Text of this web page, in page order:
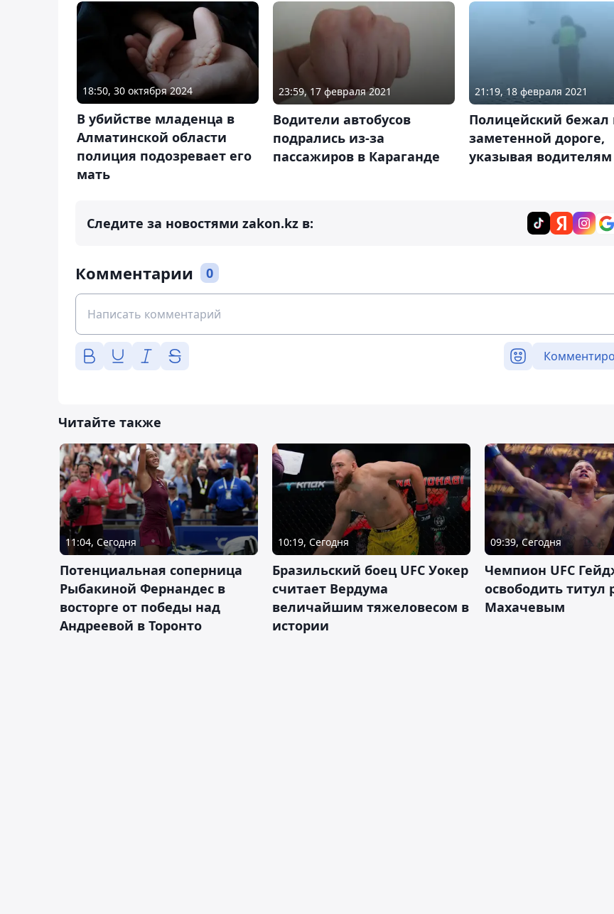
18:50, 30 октября 2024
В убийстве младенца в
Алматинской области
полиция подозревает его
мать
23:59, 17 февраля 2021
Водители автобусов
подрались из-за
пассажиров в Караганде
21:19, 18 февраля 2021
Полицейский бежал
заметенной дороге,
указывая водителям
Следите за новостями zakon.kz в:
Комментарии 0
Читайте также
11:04, Сегодня
Потенциальная соперница
Рыбакиной Фернандес в
восторге от победы над
Андреевой в Торонто
10:19, Сегодня
Бразильский боец UFC Уокер
считает Вердума
величайшим тяжеловесом в
истории
09:39, Сегодня
Чемпион UFC
освободить титул
Махачевым